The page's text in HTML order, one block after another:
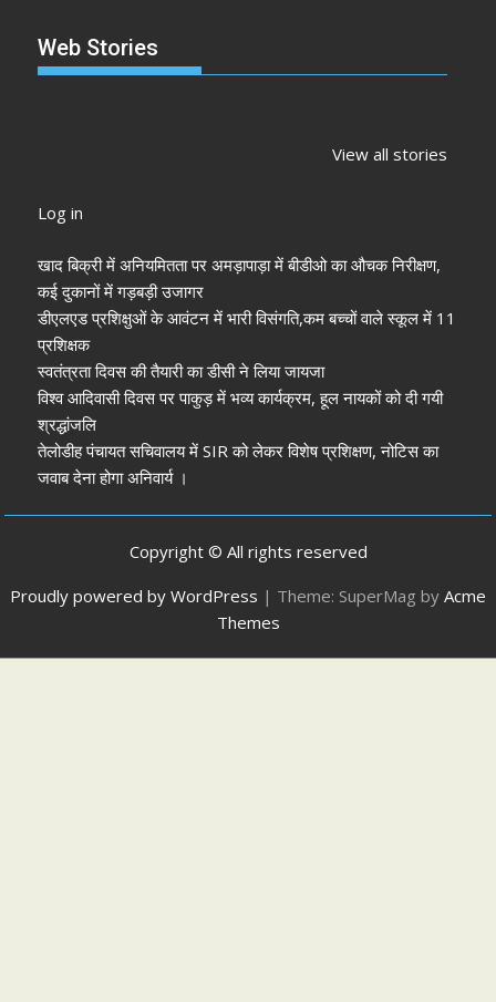
Web Stories
View all stories
तस्वीर साफ
‘संविधान बचाओ रैली’:
पलक तिवारी
Log in
खाद बिक्री में अनियमितता पर अमड़ापाड़ा में बीडीओ का औचक निरीक्षण,
कई दुकानों में गड़बड़ी उजागर
डीएलएड प्रशिक्षुओं के आवंटन में भारी विसंगति,कम बच्चों वाले स्कूल में 11
प्रशिक्षक
स्वतंत्रता दिवस की तैयारी का डीसी ने लिया जायजा
विश्व आदिवासी दिवस पर पाकुड़ में भव्य कार्यक्रम, हूल नायकों को दी गयी
श्रद्धांजलि
तेलोडीह पंचायत सचिवालय में SIR को लेकर विशेष प्रशिक्षण, नोटिस का
जवाब देना होगा अनिवार्य ।
Copyright © All rights reserved
Proudly powered by WordPress | Theme: SuperMag by Acme
Themes